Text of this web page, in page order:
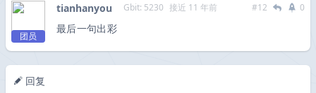
团员
tianhanyou Gbit: 5230 接近 11 年前 #12 0
最后一句出彩
回复